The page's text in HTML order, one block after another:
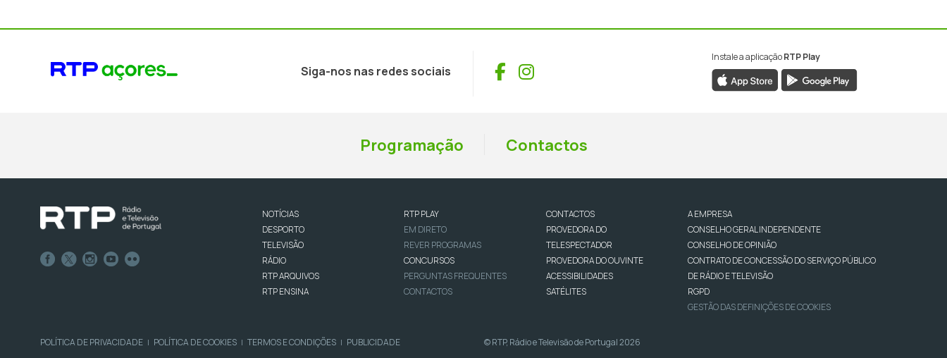
Siga-nos nas redes sociais Facebook
Instagram
Instale a aplicaçãoRTP Play
Programação Contactos
NOTÍCIAS
DESPORTO
TELEVISÃO
RÁDIO
RTP ARQUIVOS
RTP ENSINA
RTP PLAY
EM DIRETO
REVER PROGRAMAS
CONCURSOS
PERGUNTAS FREQUENTES
CONTACTOS
CONTACTOS
PROVEDORA DO
TELESPECTADOR
PROVEDORA DO OUVINTE
ACESSIBILIDADES
SATÉLITES
A EMPRESA
CONSELHO GERAL INDEPENDENTE
CONSELHO DE OPINIÃO
CONTRATO DE CONCESSÃO DO SERVIÇO PÚBLICO
DE RÁDIO E TELEVISÃO
RGPD
GESTÃO DAS DEFINIÇÕES DE COOKIES
POLÍTICA DE PRIVACIDADE | POLÍTICA DE COOKIES | TERMOS E CONDIÇÕES | PUBLICIDADE © RTP, Rádio e Televisão de Portugal 2026